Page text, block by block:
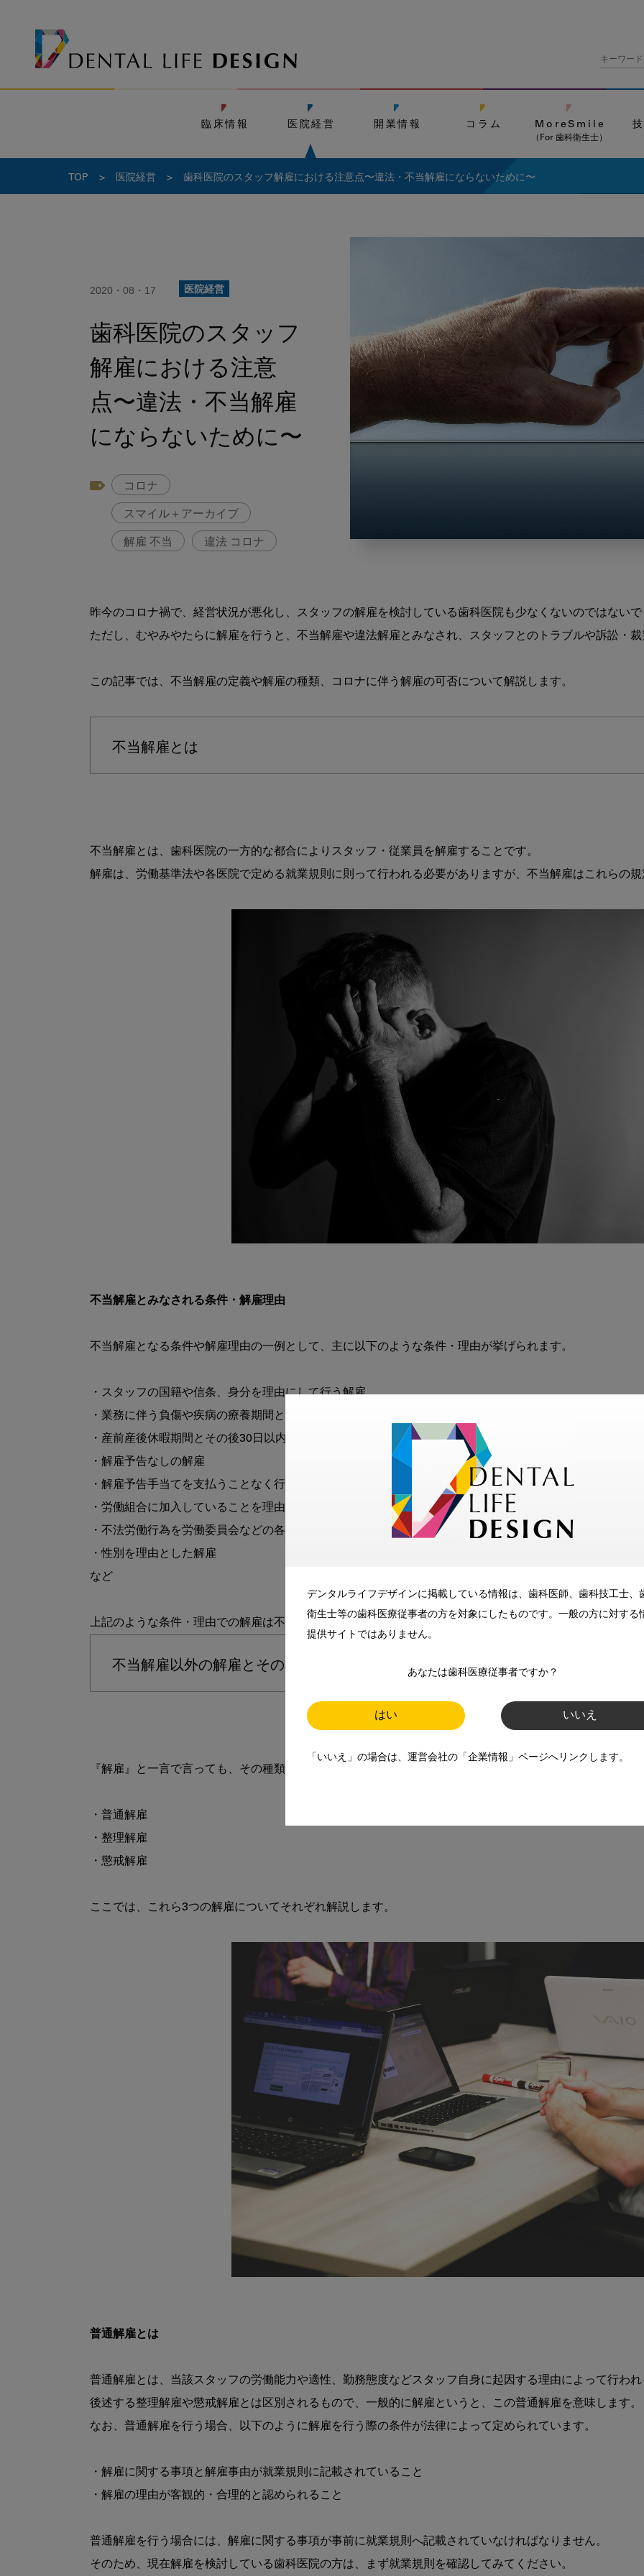
デンタルライフデザインに掲載している情報は、歯科医師、歯科技工士、
衛生士等の歯科医療従事者の方を対象にしたものです。一般の方に対する
提供サイトではありません。
あなたは歯科医療従事者ですか？
はい いいえ
「いいえ」の場合は、運営会社の「企業情報」ページへリンクします。
臨床情報 医院経営 開業情報 コラム MoreSmile
（For 歯科衛生士）
TOP > 医院経営 > 歯科医院のスタッフ解雇における注意点〜違法・不当解雇にならないために〜
2020・08・17 医院経営
歯科医院のスタッフ
解雇における注意
点〜違法・不当解雇
にならないために〜
コロナ
スマイル＋アーカイブ
解雇 不当 違法 コロナ
の
タ
解
に
法・
当
雇
な
な
い
た
め
に〜
昨今のコロナ禍で、経営状況が悪化し、スタッフの解雇を検討している歯科医院も少なくないのではない
ただし、むやみやたらに解雇を行うと、不当解雇や違法解雇とみなされ、スタッフとのトラブルや訴訟・
この記事では、不当解雇の定義や解雇の種類、コロナに伴う解雇の可否について解説します。
不当解雇とは
不当解雇とは、歯科医院の一方的な都合によりスタッフ・従業員を解雇することです。
解雇は、労働基準法や各医院で定める就業規則に則って行われる必要がありますが、不当解雇はこれらの
不当解雇とみなされる条件・解雇理由
不当解雇となる条件や解雇理由の一例として、主に以下のような条件・理由が挙げられます。
・スタッフの国籍や信条、身分を理由にして行う解雇
・業務に伴う負傷や疾病の療養期間とその後30日以内の解雇
・産前産後休暇期間とその後30日以内の解雇
・解雇予告なしの解雇
・解雇予告手当てを支払うことなく行われる即時の解雇
・労働組合に加入していることを理由とする解雇
・不法労働行為を労働委員会などの各種機関や組織に申し立てをしたことを理由とする解雇
・性別を理由とした解雇
など
不当解雇以外の解雇とその条件
『解雇』と一言で言っても、その種類は以下のように3種類に分かれます。
・普通解雇
・整理解雇
・懲戒解雇
ここでは、これら3つの解雇についてそれぞれ解説します。
普通解雇とは
普通解雇とは、当該スタッフの労働能力や適性、勤務態度などスタッフ自身に起因する理由によって行わ
後述する整理解雇や懲戒解雇とは区別されるもので、一般的に解雇というと、この普通解雇を意味します。
なお、普通解雇を行う場合、以下のように解雇を行う際の条件が法律によって定められています。
・解雇に関する事項と解雇事由が就業規則に記載されていること
・解雇の理由が客観的・合理的と認められること
普通解雇を行う場合には、解雇に関する事項が事前に就業規則へ記載されていなければなりません。
そのため、現在解雇を検討している歯科医院の方は、まず就業規則を確認してみてください。